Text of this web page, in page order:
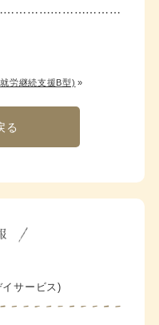
労継続支援B型) »
る
サービス)